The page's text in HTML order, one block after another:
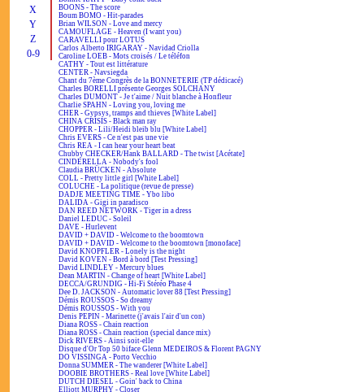
X
Y
Z
0-9
BOONS - The score
Boum BOMO - Hit-parades
Brian WILSON - Love and mercy
CAMOUFLAGE - Heaven (I want you)
CARAVELLI pour LOTUS
Carlos Alberto IRIGARAY - Navidad Criolla
Caroline LOEB - Mots croisés / Le téléfon
CATHY - Tout est littérature
CENTER - Navsiegda
Chant du 7ème Congrès de la BONNETERIE (TP dédicacé)
Charles BORELLI présente Georges SOLCHANY
Charles DUMONT - Je t'aime / Nuit blanche à Honfleur
Charlie SPAHN - Loving you, loving me
CHER - Gypsys, tramps and thieves [White Label]
CHINA CRISIS - Black man ray
CHOPPER - Lili/Heidi bleib blu [White Label]
Chris EVERS - Ce n'est pas une vie
Chris REA - I can hear your heart beat
Chubby CHECKER/Hank BALLARD - The twist [Acétate]
CINDERELLA - Nobody's fool
Claudia BRÜCKEN - Absolute
COLL - Pretty little girl [White Label]
COLUCHE - La politique (revue de presse)
DADJE MEETING TIME - Ybo libo
DALIDA - Gigi in paradisco
DAN REED NETWORK - Tiger in a dress
Daniel LEDUC - Soleil
DAVE - Hurlevent
DAVID + DAVID - Welcome to the boomtown
DAVID + DAVID - Welcome to the boomtown [monoface]
David KNOPFLER - Lonely is the night
David KOVEN - Bord à bord [Test Pressing]
David LINDLEY - Mercury blues
Dean MARTIN - Change of heart [White Label]
DECCA/GRUNDIG - Hi-Fi Stéréo Phase 4
Dee D. JACKSON - Automatic lover 88 [Test Pressing]
Démis ROUSSOS - So dreamy
Démis ROUSSOS - With you
Denis PEPIN - Marinette (j'avais l'air d'un con)
Diana ROSS - Chain reaction
Diana ROSS - Chain reaction (special dance mix)
Dick RIVERS - Ainsi soit-elle
Disque d'Or Top 50 biface Glenn MEDEIROS & Florent PAGNY
DO VISSINGA - Porto Vecchio
Donna SUMMER - The wanderer [White Label]
DOOBIE BROTHERS - Real love [White Label]
DUTCH DIESEL - Goin' back to China
Elliott MURPHY - Closer